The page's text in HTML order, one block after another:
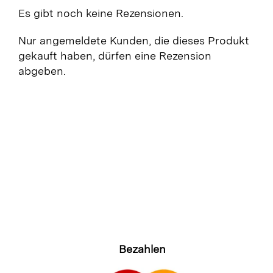
Es gibt noch keine Rezensionen.
Nur angemeldete Kunden, die dieses Produkt
gekauft haben, dürfen eine Rezension
abgeben.
Bezahlen